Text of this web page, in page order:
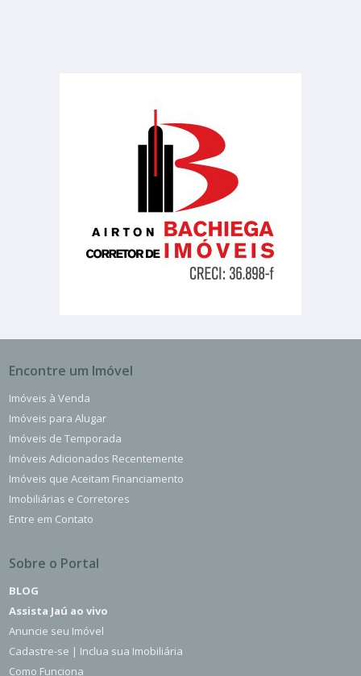
Encontre um Imóvel
Imóveis à Venda
Imóveis para Alugar
Imóveis de Temporada
Imóveis Adicionados Recentemente
Imóveis que Aceitam Financiamento
Imobiliárias e Corretores
Entre em Contato
Sobre o Portal
BLOG
Assista Jaú ao vivo
Anuncie seu Imóvel
Cadastre-se | Inclua sua Imobiliária
Como Funciona